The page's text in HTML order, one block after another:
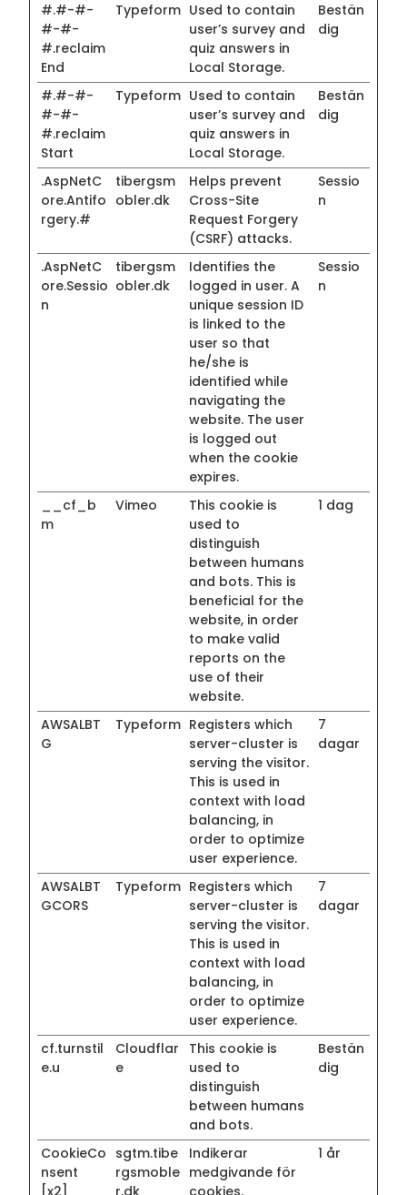
#.#-#-
#-#-
#.reclaim
End
Typeform Used to contain
user’s survey and
quiz answers in
Local Storage.
Bestän
dig
#.#-#-
#-#-
#.reclaim
Start
Typeform Used to contain
user’s survey and
quiz answers in
Local Storage.
Bestän
dig
.AspNetC
ore.Antifo
rgery.#
tibergsm
obler.dk
Helps prevent
Cross-Site
Request Forgery
(CSRF) attacks.
Sessio
n
.AspNetC
ore.Sessio
n
tibergsm
obler.dk
Identifies the
logged in user. A
unique session ID
is linked to the
user so that
he/she is
identified while
navigating the
website. The user
is logged out
when the cookie
expires.
Sessio
n
__cf_b
m
Vimeo
This cookie is
used to
distinguish
between humans
and bots. This is
beneficial for the
website, in order
to make valid
reports on the
use of their
website.
1 dag
AWSALBT
G
Typeform Registers which
server-cluster is
serving the visitor.
This is used in
context with load
balancing, in
order to optimize
user experience.
7
dagar
AWSALBT
GCORS
Typeform Registers which
server-cluster is
serving the visitor.
This is used in
context with load
balancing, in
order to optimize
user experience.
7
dagar
cf.turnstil
e.u
Cloudflar
e
This cookie is
used to
distinguish
between humans
and bots.
Bestän
dig
CookieCo
nsent
sgtm.tibe
rgsmoble
Indikerar
medgivande för
1 år